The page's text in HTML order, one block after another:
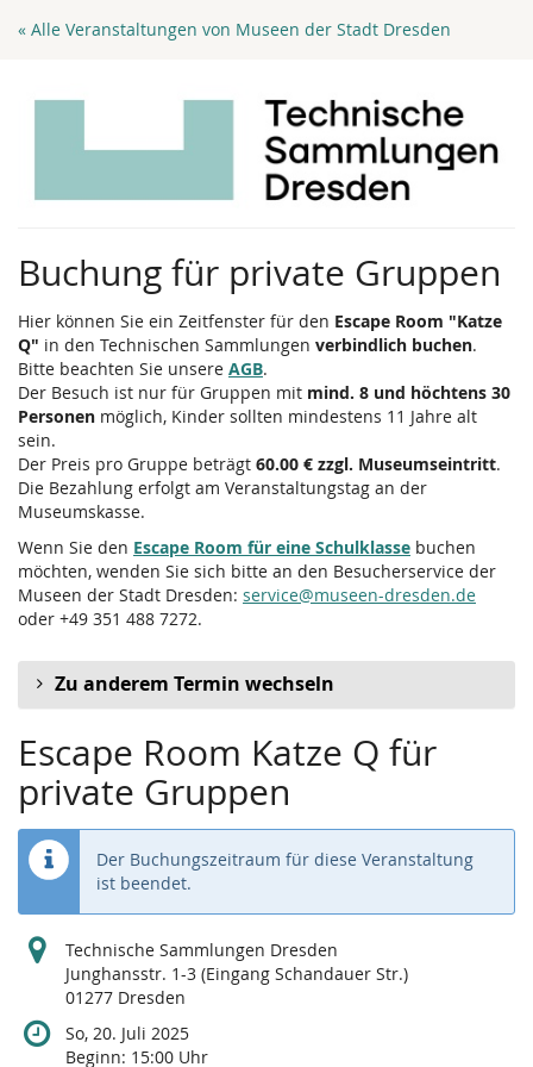
Zum
« Alle Veranstaltungen von Museen der Stadt Dresden
Buchung für private Gruppen
Hier können Sie ein Zeitfenster für den Escape Room "Katze
Q" in den Technischen Sammlungen verbindlich buchen.
Bitte beachten Sie unsere AGB.
Der Besuch ist nur für Gruppen mit mind. 8 und höchtens 30
Personen möglich, Kinder sollten mindestens 11 Jahre alt
sein.
Der Preis pro Gruppe beträgt 60.00 € zzgl. Museumseintritt.
Die Bezahlung erfolgt am Veranstaltungstag an der
Museumskasse.
Wenn Sie den Escape Room für eine Schulklasse buchen
möchten, wenden Sie sich bitte an den Besucherservice der
Museen der Stadt Dresden: service@museen-dresden.de
oder +49 351 488 7272.
Zu anderem Termin wechseln
Escape Room Katze Q für
private Gruppen
Der Buchungszeitraum für diese Veranstaltung
ist beendet.
Technische Sammlungen Dresden
Junghansstr. 1-3 (Eingang Schandauer Str.)
01277 Dresden
So, 20. Juli 2025
Beginn: 15:00 Uhr